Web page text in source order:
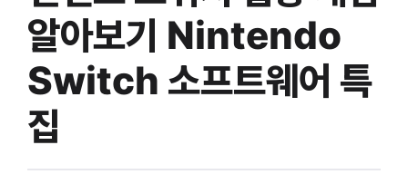
알아보기 Nintendo
Switch 소프트웨어 특
집